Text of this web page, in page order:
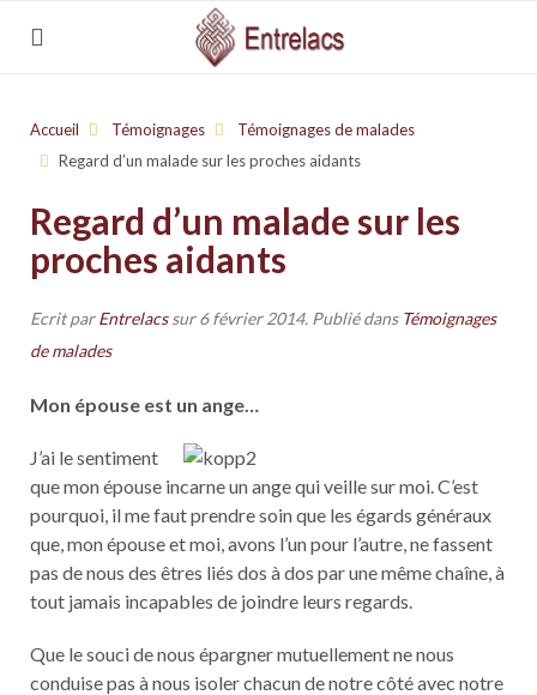
Accueil Témoignages
Témoignages de malades
Regard d’un malade sur les proches aidants
Regard d’un malade sur les
proches aidants
Ecrit parEntrelacssur6 février 2014. Publié dans Témoignages
de malades
Mon épouse est un ange…
J’ai le sentiment
que mon épouse incarne un ange qui veille sur moi. C’est
pourquoi, il me faut prendre soin que les égards généraux
que, mon épouse et moi, avons l’un pour l’autre, ne fassent
pas de nous des êtres liés dos à dos par une même chaîne, à
tout jamais incapables de joindre leurs regards.
Que le souci de nous épargner mutuellement ne nous
conduise pas à nous isoler chacun de notre côté avec notre